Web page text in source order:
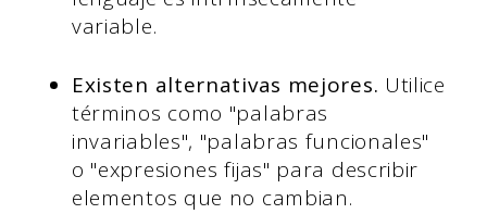
variable.
Existen alternativas mejores. Utilice
términos como "palabras
invariables", "palabras funcionales"
o "expresiones fijas" para describir
elementos que no cambian.